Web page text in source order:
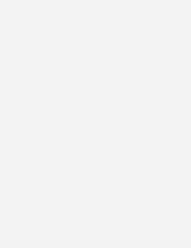
Quartieren rechnen
werden und damit zu einer
beitragen. Das ist das zentrale
für Quartiere“, die
veröffentlicht